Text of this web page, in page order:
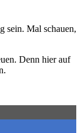
sein. Mal schauen,
Denn hier auf